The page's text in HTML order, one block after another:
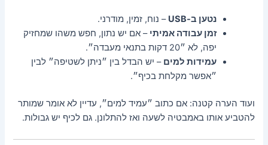
נטען ב-USB
– נוח, זמין, מודרני.
זמן עבודה אמיתי – אם יש נתון, חפש משהו שמחזיק
יפה, לא ״20 דקות בתנאי מעבדה״.
עמידות למים – יש הבדל בין ״ניתן לשטיפה״ לבין
״אפשר מקלחת בכיף״.
ועוד הערה קטנה: אם כתוב ״עמיד למים״, עדיין לא אומר שמותר
להטביע אותו באמבטיה לשעה ואז להתלונן. גם לכיף יש גבולות.